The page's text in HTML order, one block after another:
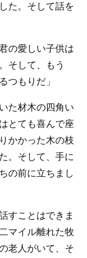
た。そして話を
の愛しい子供は
そして、もう
つもりだ」
た材木の四角い
とても喜んで座
かかった木の枝
。そして、手に
の前に立ちまし
すことはできま
マイル離れた牧
老人がいて、そ